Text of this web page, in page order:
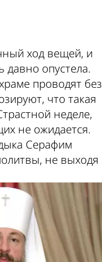
ход вещей, и
опустела.
проводят без
что такая
неделе,
не ожидается.
Серафим
не выходя